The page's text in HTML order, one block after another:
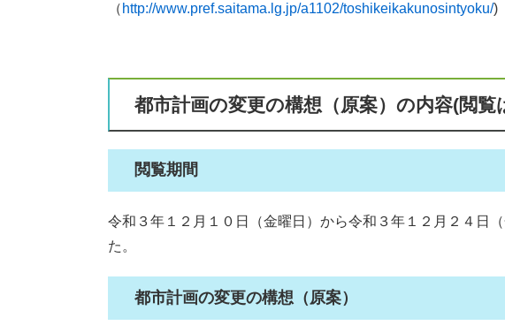
（ http://www.pref.saitama.lg.jp/a1102/toshikeikakunosintyoku/)
都市計画の変更の構想（原案）の内容(閲覧
閲覧期間
令和３年１２月１０日（金曜日）から令和３年１２月２４
た。
都市計画の変更の構想（原案）